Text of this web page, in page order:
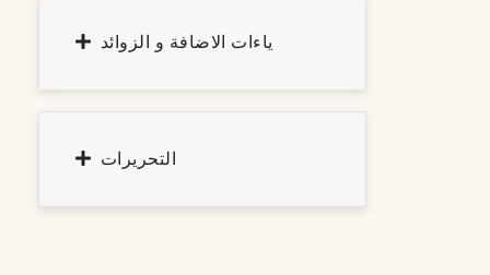
ياءات الاضافة و الزوائد
التحريرات